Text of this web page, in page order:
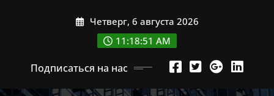
Четверг, 6 августа 2026
11:18:52 AM
Подписаться на нас